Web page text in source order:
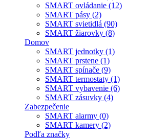
SMART ovládanie (12)
SMART pásy (2)
SMART svietidlá (90)
SMART žiarovky (8)
Domov
SMART jednotky (1)
SMART prstene (1)
SMART spínače (9)
SMART termostaty (1)
SMART vybavenie (6)
SMART zásuvky (4)
Zabezpečenie
SMART alarmy (0)
SMART kamery (2)
Podľa značky